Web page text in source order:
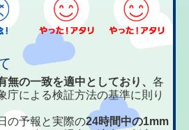
無の一致を適中としており、各
庁による検証方法の基準に則り
の予報と実際の24時間中の1mm